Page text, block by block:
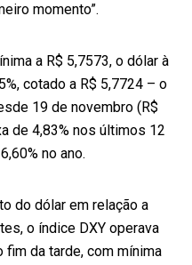
momento”.
a R$ 5,7573, o dólar à
cotado a R$ 5,7724 – o
19 de novembro (R$
de 4,83% nos últimos 12
no ano.
do dólar em relação a
o índice DXY operava
da tarde, com mínima